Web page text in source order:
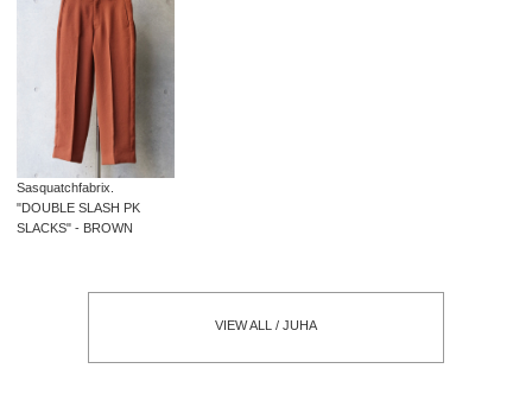
Sasquatchfabrix.
"DOUBLE SLASH PK
SLACKS" - BROWN
VIEW ALL / JUHA